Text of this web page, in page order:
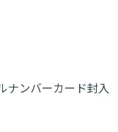
ナンバーカード封入